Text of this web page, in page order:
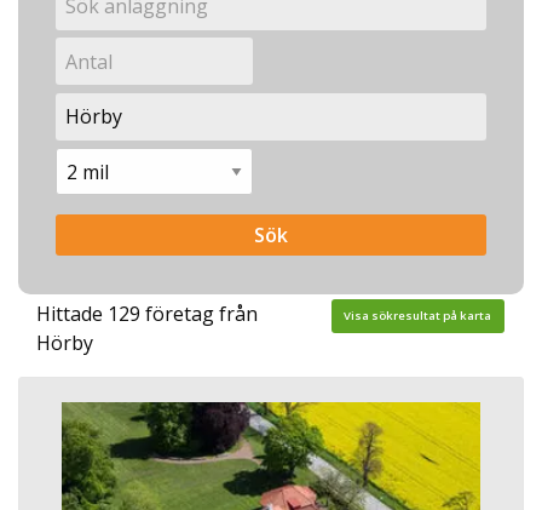
Hittade 129 företag från
Hörby
Visa sökresultat på karta